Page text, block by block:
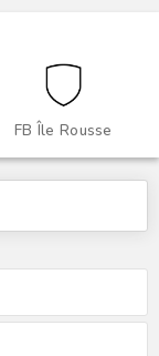
FB Île Rousse